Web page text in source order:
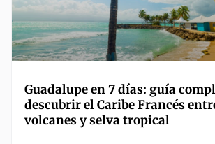
Guadalupe en 7 días: guía
descubrir el Caribe Francés
volcanes y selva tropical